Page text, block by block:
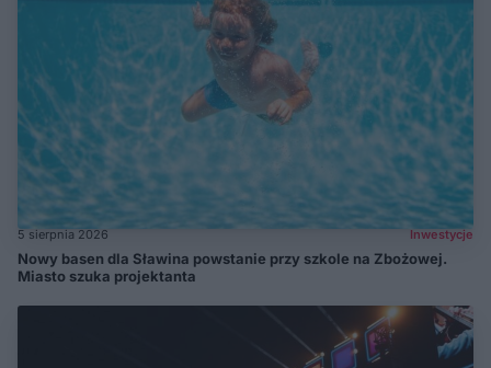
5 sierpnia 2026 Inwestycje
Nowy basen dla Sławina powstanie przy szkole na Zbożowej.
Miasto szuka projektanta